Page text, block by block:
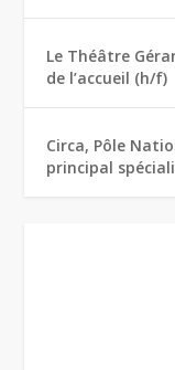
Le Théâtre
de l’accueil (h/f)
Circa, Pôle
principal